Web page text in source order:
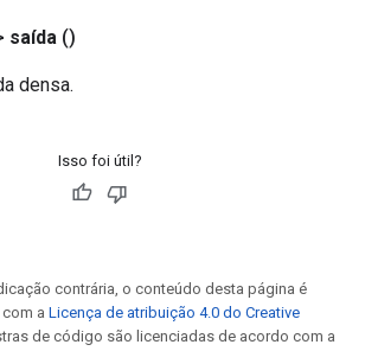
saída ()
densa.
Isso foi útil?
contrária, o conteúdo desta página é
a Licença de atribuição 4.0 do Creative
de código são licenciadas de acordo com a